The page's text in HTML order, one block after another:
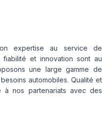
expertise au service de
fiabilité et innovation sont au
une large gamme de
automobiles. Qualité et
à nos partenariats avec des